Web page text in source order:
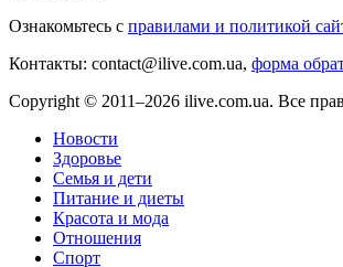
Ознакомьтесь с правилами и политикой
Контакты: contact@ilive.com.ua, форма
Copyright © 2011–2026 ilive.com.ua. Все
Новости
Здоровье
Семья и дети
Питание и диеты
Красота и мода
Отношения
Спорт